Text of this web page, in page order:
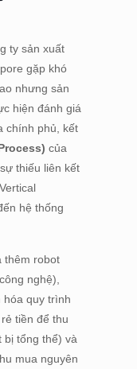
ty sản xuất
gặp khó
nhưng sản
hiện đánh giá
chính phủ, kết
của
thiếu liên kết
hệ thống
thêm robot
nghệ),
hóa quy trình
tiền để thu
bị tổng thể) và
mua nguyên